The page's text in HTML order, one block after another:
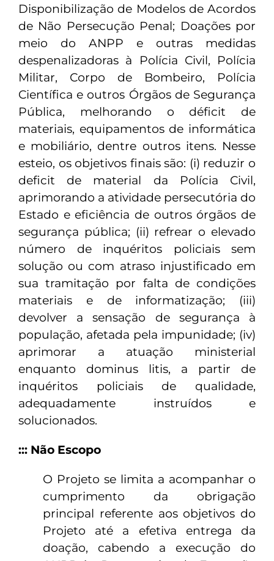
Disponibilização de Modelos de Acordos
de Não Persecução Penal; Doações por
meio do ANPP e outras medidas
despenalizadoras à Polícia Civil, Polícia
Militar, Corpo de Bombeiro, Polícia
Científica e outros Órgãos de Segurança
Pública, melhorando o déficit de
materiais, equipamentos de informática
e mobiliário, dentre outros itens. Nesse
esteio, os objetivos finais são: (i) reduzir o
deficit de material da Polícia Civil,
aprimorando a atividade persecutória do
Estado e eficiência de outros órgãos de
segurança pública; (ii) refrear o elevado
número de inquéritos policiais sem
solução ou com atraso injustificado em
sua tramitação por falta de condições
materiais e de informatização; (iii)
devolver a sensação de segurança à
população, afetada pela impunidade; (iv)
aprimorar a atuação ministerial
enquanto dominus litis, a partir de
inquéritos policiais de qualidade,
adequadamente instruídos e
solucionados.
::: Não Escopo
O Projeto se limita a acompanhar o
cumprimento da obrigação
principal referente aos objetivos do
Projeto até a efetiva entrega da
doação, cabendo a execução do